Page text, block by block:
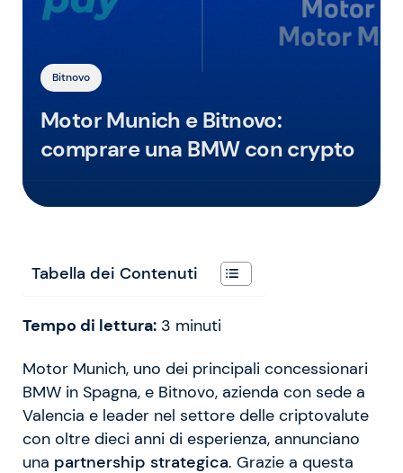
Bitnovo
Motor Munich e Bitnovo:
comprare una BMW con crypto
Tabella dei Contenuti
Tempo di lettura: 3 minuti
Motor Munich, uno dei principali concessionari
BMW in Spagna, e Bitnovo, azienda con sede a
Valencia e leader nel settore delle criptovalute
con oltre dieci anni di esperienza, annunciano
una partnership strategica. Grazie a questa